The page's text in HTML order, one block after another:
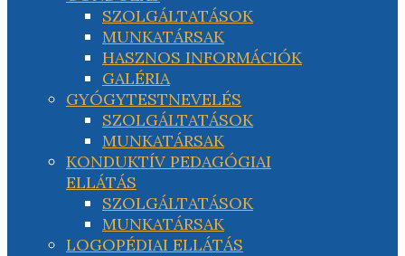
SZOLGÁLTATÁSOK
MUNKATÁRSAK
HASZNOS INFORMÁCIÓK
GALÉRIA
GYÓGYTESTNEVELÉS
SZOLGÁLTATÁSOK
MUNKATÁRSAK
KONDUKTÍV PEDAGÓGIAI
ELLÁTÁS
SZOLGÁLTATÁSOK
MUNKATÁRSAK
LOGOPÉDIAI ELLÁTÁS